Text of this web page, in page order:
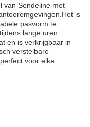
van Sendeline met
is
pasvorm te
lange uren
en is verkrijgbaar in
verstelbare
voor elke